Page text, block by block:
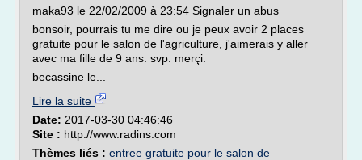
maka93 le 22/02/2009 à 23:54 Signaler un abus
bonsoir, pourrais tu me dire ou je peux avoir 2 places
gratuite pour le salon de l'agriculture, j'aimerais y aller
avec ma fille de 9 ans. svp. merçi.
becassine le...
Lire la suite
Date: 2017-03-30 04:46:46
Site : http://www.radins.com
Thèmes liés : entree gratuite pour le salon de